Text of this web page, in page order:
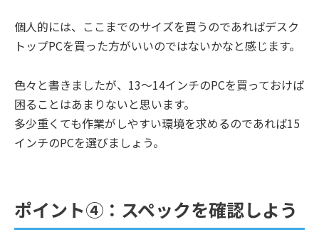
個人的には、ここまでのサイズを買うのであればデスク
トップPCを買った方がいいのではないかなと感じます。
色々と書きましたが、13～14インチのPCを買っておけば
困ることはあまりないと思います。
多少重くても作業がしやすい環境を求めるのであれば15
インチのPCを選びましょう。
ポイント④：スペックを確認しよう